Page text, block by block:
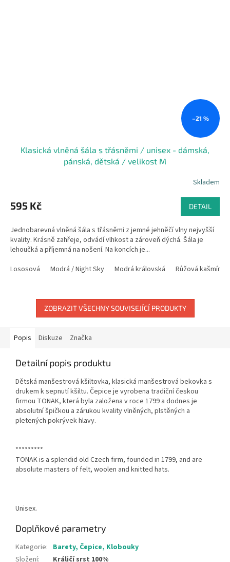
–21 %
Klasická vlněná šála s třásněmi / unisex - dámská,
pánská, dětská / velikost M
Skladem
595 Kč DETAIL
Jednobarevná vlněná šála s třásněmi z jemné jehněčí vlny nejvyšší
kvality. Krásně zahřeje, odvádí vlhkost a zároveň dýchá. Šála je
lehoučká a příjemná na nošení. Na koncích je...
Lososová
Modrá / Night Sky Modrá královská Růžová kašmír
ZOBRAZIT VŠECHNY SOUVISEJÍCÍ PRODUKTY
Popis Diskuze Značka
Detailní popis produktu
Dětská manšestrová kšiltovka, klasická manšestrová bekovka s
drukem k sepnutí kšiltu. Čepice je vyrobena tradiční českou
firmou TONAK, která byla založena v roce 1799 a dodnes je
absolutní špičkou a zárukou kvality vlněných, plstěných a
pletených pokrývek hlavy.
*********
TONAK is a splendid old Czech firm, founded in 1799, and are
absolute masters of felt, woolen and knitted hats.
Unisex.
Doplňkové parametry
Kategorie: Barety, Čepice, Klobouky
Složení: Králičí srst 100%